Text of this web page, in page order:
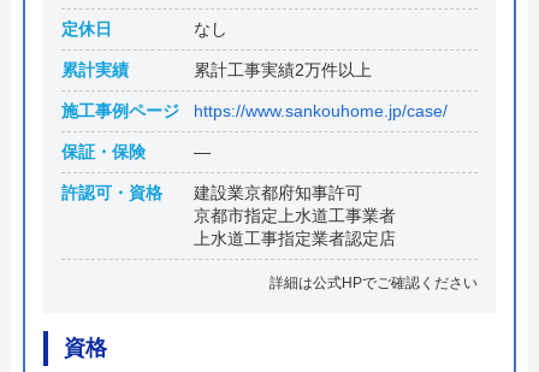
定休日 なし
累計実績 累計工事実績2万件以上
施工事例ページ https://www.sankouhome.jp/case/
保証・保険 ―
許認可・資格
建設業京都府知事許可
京都市指定上水道工事業者
上水道工事指定業者認定店
詳細は公式HPでご確認ください
資格